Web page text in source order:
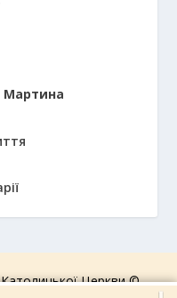
Мартина
Католицької Церкви ©